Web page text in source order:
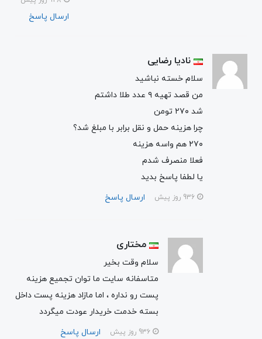
ارسال پاسخ
نادیا رضایی
سلام خسته نباشید
من قصد تهیه ۹ عدد طلا داشتم
شد ۲۷۰ تومن
چرا هزینه حمل و نقل برابر با مبلغ شد؟
۲۷۰ هم واسه هزینه
فعلا منصرف شدم
یا لطفا پاسخ بدید
ارسال پاسخ
مختاری
سلام وقت بخیر
متاسفانه سایت ما توان تجمیع هزینه
پست رو نداره ، اما مازاد هزینه پست داخل
بسته خدمت خریدار عودت میگردد
ارسال پاسخ